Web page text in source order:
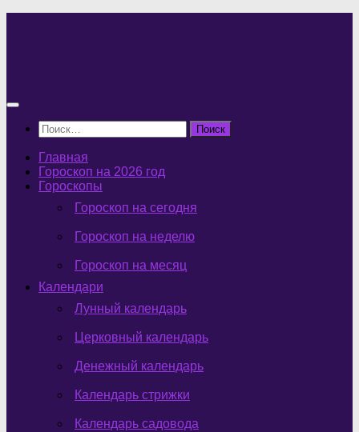
Найти:
Главная
Гороскоп на 2026 год
Гороскопы
Гороскоп на сегодня
Гороскоп на неделю
Гороскоп на месяц
Календари
Лунный календарь
Церковный календарь
Денежный календарь
Календарь стрижки
Календарь садовода